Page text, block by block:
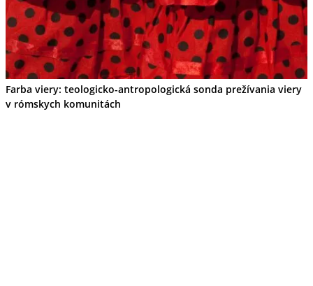
Farba viery: teologicko-antropologická sonda prežívania viery
v rómskych komunitách